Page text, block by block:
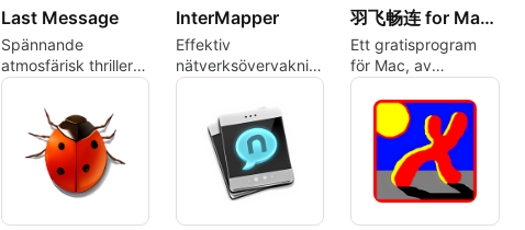
Last Message
Spännande
atmosfärisk thriller
för Mac
InterMapper
Effektiv
nätverksövervakning
med InterMapper
羽飞畅连 for Mac ARM 64
Ett gratisprogram
för Mac, av
YufeiCloud.